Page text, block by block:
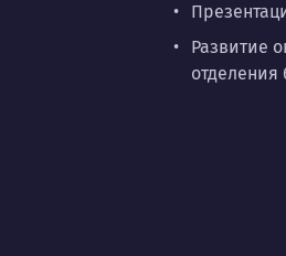
Развитие
отделения